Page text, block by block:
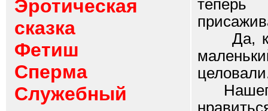
Эротическая
сказка
Фетиш
Сперма
Служебный
Да, как
Нашего